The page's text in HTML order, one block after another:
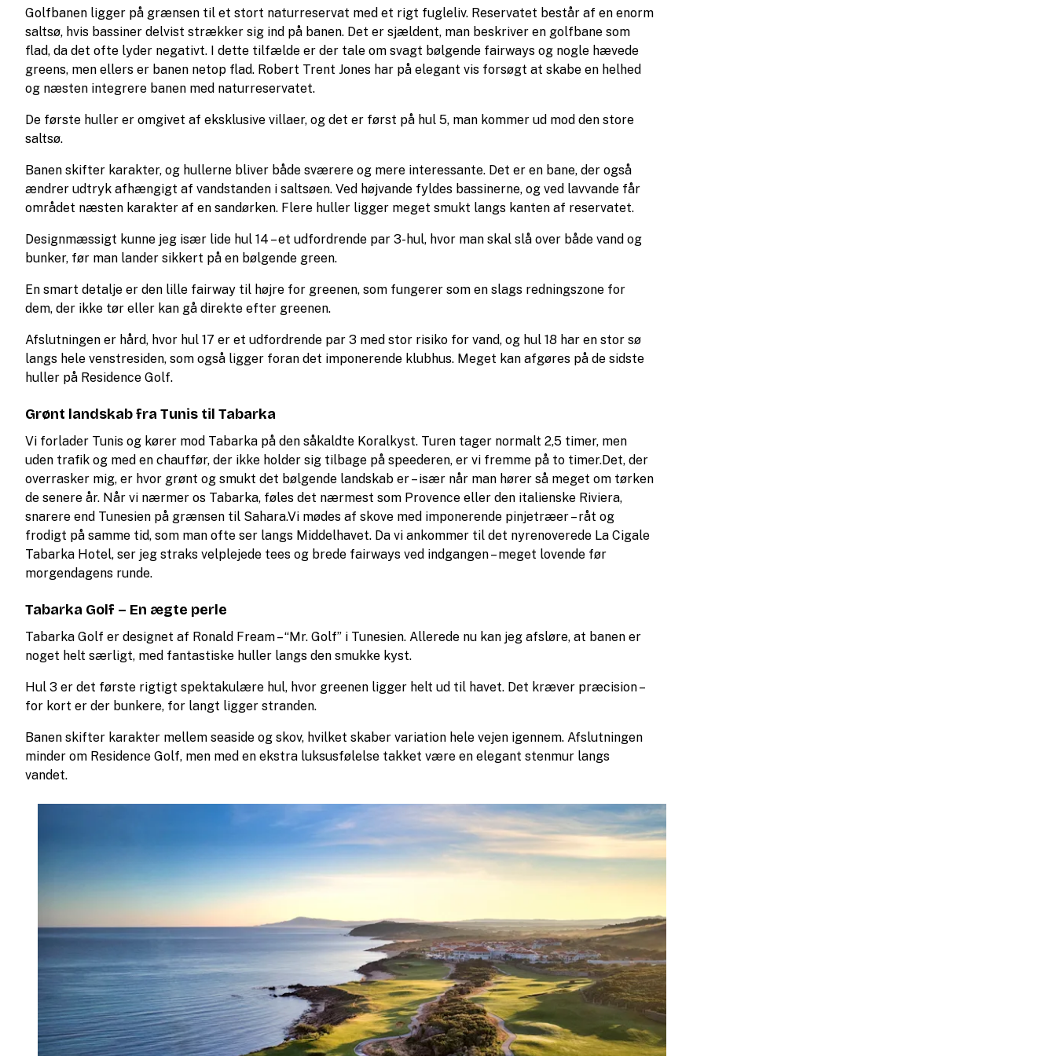
Golfbanen ligger på grænsen til et stort naturreservat med et rigt fugleliv. Reservatet består af en enorm
saltsø, hvis bassiner delvist strækker sig ind på banen. Det er sjældent, man beskriver en golfbane som
flad, da det ofte lyder negativt. I dette tilfælde er der tale om svagt bølgende fairways og nogle hævede
greens, men ellers er banen netop flad. Robert Trent Jones har på elegant vis forsøgt at skabe en helhed
og næsten integrere banen med naturreservatet.
De første huller er omgivet af eksklusive villaer, og det er først på hul 5, man kommer ud mod den store
saltsø.
Banen skifter karakter, og hullerne bliver både sværere og mere interessante. Det er en bane, der også
ændrer udtryk afhængigt af vandstanden i saltsøen. Ved højvande fyldes bassinerne, og ved lavvande får
området næsten karakter af en sandørken. Flere huller ligger meget smukt langs kanten af reservatet.
Designmæssigt kunne jeg især lide hul 14 – et udfordrende par 3-hul, hvor man skal slå over både vand og
bunker, før man lander sikkert på en bølgende green.
En smart detalje er den lille fairway til højre for greenen, som fungerer som en slags redningszone for
dem, der ikke tør eller kan gå direkte efter greenen.
Afslutningen er hård, hvor hul 17 er et udfordrende par 3 med stor risiko for vand, og hul 18 har en stor sø
langs hele venstresiden, som også ligger foran det imponerende klubhus. Meget kan afgøres på de sidste
huller på Residence Golf.
Grønt landskab fra Tunis til Tabarka
Vi forlader Tunis og kører mod Tabarka på den såkaldte Koralkyst. Turen tager normalt 2,5 timer, men
uden trafik og med en chauffør, der ikke holder sig tilbage på speederen, er vi fremme på to timer.Det, der
overrasker mig, er hvor grønt og smukt det bølgende landskab er – især når man hører så meget om tørken
de senere år. Når vi nærmer os Tabarka, føles det nærmest som Provence eller den italienske Riviera,
snarere end Tunesien på grænsen til Sahara.Vi mødes af skove med imponerende pinjetræer – råt og
frodigt på samme tid, som man ofte ser langs Middelhavet. Da vi ankommer til det nyrenoverede La Cigale
Tabarka Hotel, ser jeg straks velplejede tees og brede fairways ved indgangen – meget lovende før
morgendagens runde.
Tabarka Golf – En ægte perle
Tabarka Golf er designet af Ronald Fream – “Mr. Golf” i Tunesien. Allerede nu kan jeg afsløre, at banen er
noget helt særligt, med fantastiske huller langs den smukke kyst.
Hul 3 er det første rigtigt spektakulære hul, hvor greenen ligger helt ud til havet. Det kræver præcision –
for kort er der bunkere, for langt ligger stranden.
Banen skifter karakter mellem seaside og skov, hvilket skaber variation hele vejen igennem. Afslutningen
minder om Residence Golf, men med en ekstra luksusfølelse takket være en elegant stenmur langs
vandet.